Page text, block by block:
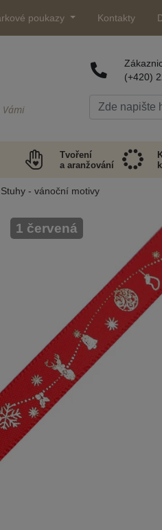
poukazy Kontakty
(+420)
Tvoření
a aranžování
Stuhy - vánoční motivy
1 červená